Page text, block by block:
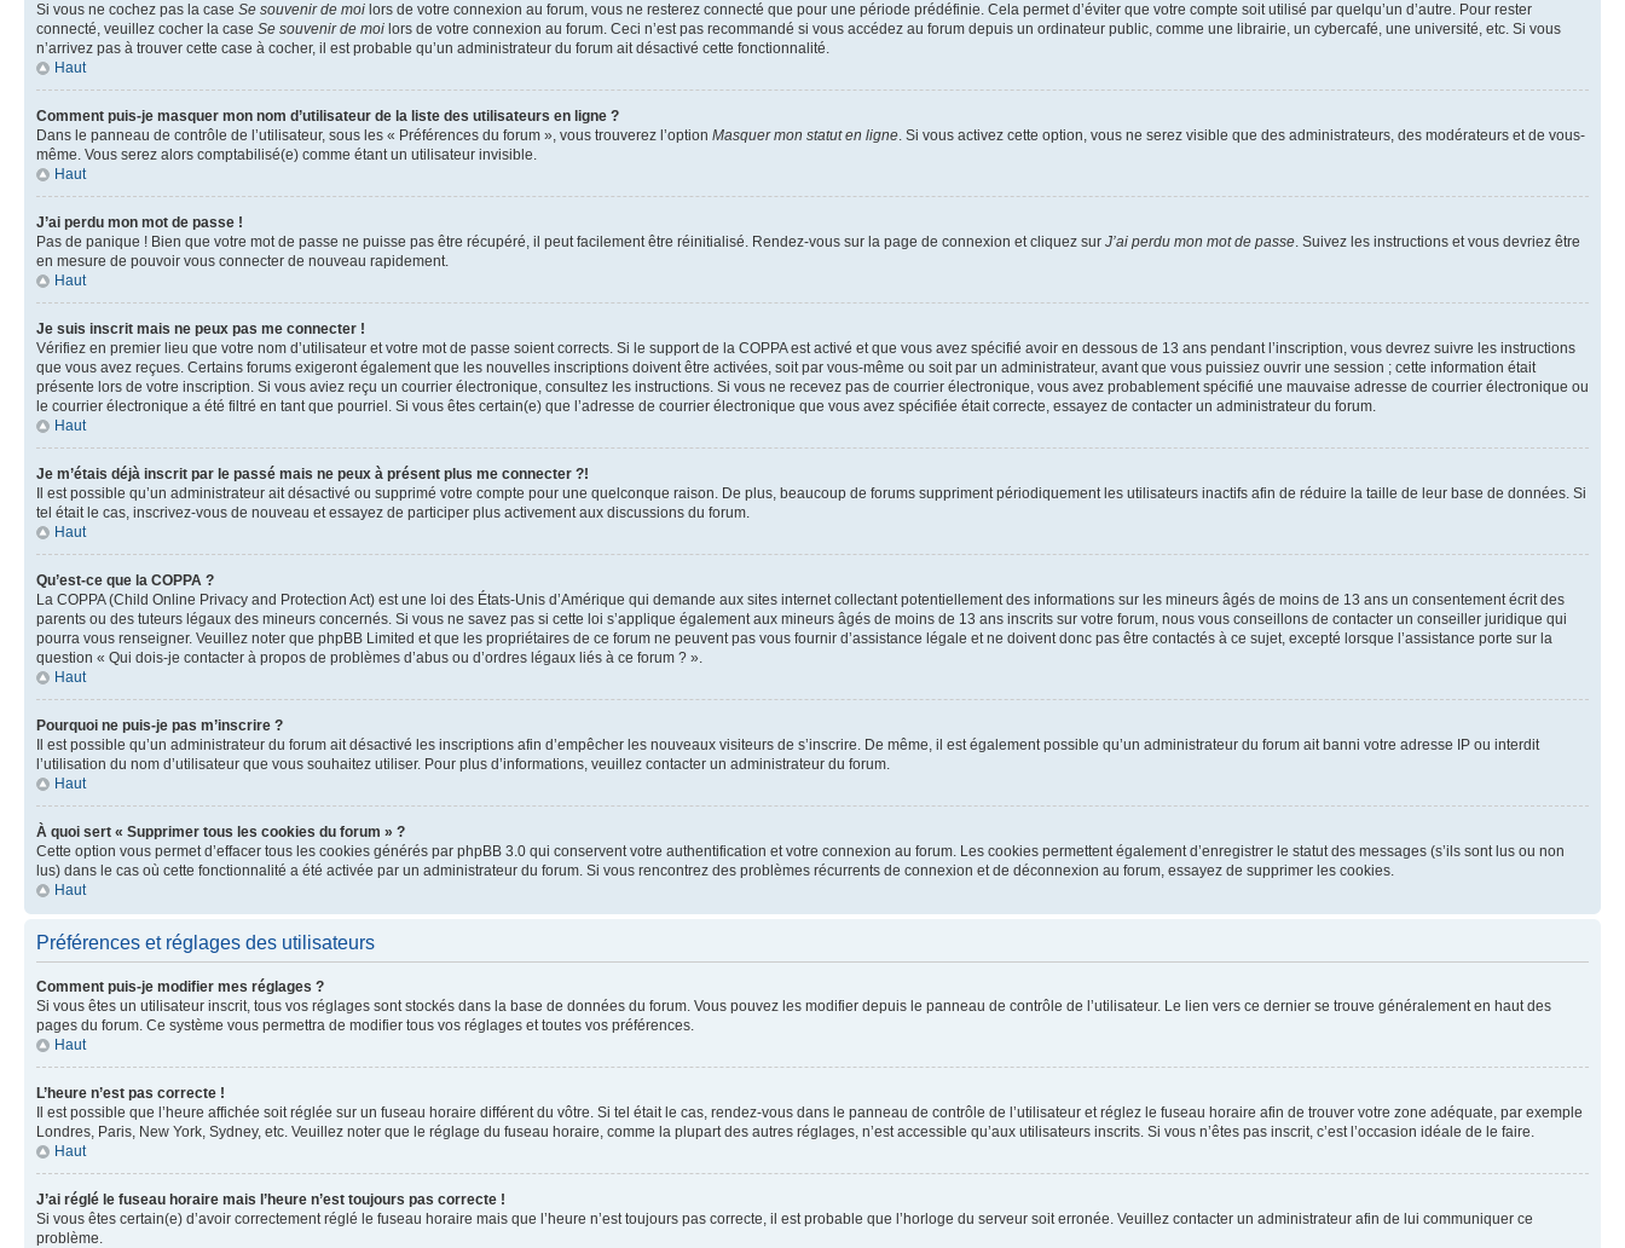
Si vous ne cochez pas la case Se souvenir de moi lors de votre connexion au forum, vous ne resterez connecté que pour une période prédéfinie. Cela permet d’éviter que votre compte soit utilisé par quelqu’un d’autre. Pour rester
connecté, veuillez cocher la case Se souvenir de moi lors de votre connexion au forum. Ceci n’est pas recommandé si vous accédez au forum depuis un ordinateur public, comme une librairie, un cybercafé, une université, etc. Si vous
n’arrivez pas à trouver cette case à cocher, il est probable qu’un administrateur du forum ait désactivé cette fonctionnalité.
Haut
Comment puis-je masquer mon nom d’utilisateur de la liste des utilisateurs en ligne ?
Dans le panneau de contrôle de l’utilisateur, sous les « Préférences du forum », vous trouverez l’option Masquer mon statut en ligne. Si vous activez cette option, vous ne serez visible que des administrateurs, des modérateurs et de vous-
même. Vous serez alors comptabilisé(e) comme étant un utilisateur invisible.
Haut
J’ai perdu mon mot de passe !
Pas de panique ! Bien que votre mot de passe ne puisse pas être récupéré, il peut facilement être réinitialisé. Rendez-vous sur la page de connexion et cliquez sur J’ai perdu mon mot de passe. Suivez les instructions et vous devriez être
en mesure de pouvoir vous connecter de nouveau rapidement.
Haut
Je suis inscrit mais ne peux pas me connecter !
Vérifiez en premier lieu que votre nom d’utilisateur et votre mot de passe soient corrects. Si le support de la COPPA est activé et que vous avez spécifié avoir en dessous de 13 ans pendant l’inscription, vous devrez suivre les instructions
que vous avez reçues. Certains forums exigeront également que les nouvelles inscriptions doivent être activées, soit par vous-même ou soit par un administrateur, avant que vous puissiez ouvrir une session ; cette information était
présente lors de votre inscription. Si vous aviez reçu un courrier électronique, consultez les instructions. Si vous ne recevez pas de courrier électronique, vous avez probablement spécifié une mauvaise adresse de courrier électronique ou
le courrier électronique a été filtré en tant que pourriel. Si vous êtes certain(e) que l’adresse de courrier électronique que vous avez spécifiée était correcte, essayez de contacter un administrateur du forum.
Haut
Je m’étais déjà inscrit par le passé mais ne peux à présent plus me connecter ?!
Il est possible qu’un administrateur ait désactivé ou supprimé votre compte pour une quelconque raison. De plus, beaucoup de forums suppriment périodiquement les utilisateurs inactifs afin de réduire la taille de leur base de données. Si
tel était le cas, inscrivez-vous de nouveau et essayez de participer plus activement aux discussions du forum.
Haut
Qu’est-ce que la COPPA ?
La COPPA (Child Online Privacy and Protection Act) est une loi des États-Unis d’Amérique qui demande aux sites internet collectant potentiellement des informations sur les mineurs âgés de moins de 13 ans un consentement écrit des
parents ou des tuteurs légaux des mineurs concernés. Si vous ne savez pas si cette loi s’applique également aux mineurs âgés de moins de 13 ans inscrits sur votre forum, nous vous conseillons de contacter un conseiller juridique qui
pourra vous renseigner. Veuillez noter que phpBB Limited et que les propriétaires de ce forum ne peuvent pas vous fournir d’assistance légale et ne doivent donc pas être contactés à ce sujet, excepté lorsque l’assistance porte sur la
question « Qui dois-je contacter à propos de problèmes d’abus ou d’ordres légaux liés à ce forum ? ».
Haut
Pourquoi ne puis-je pas m’inscrire ?
Il est possible qu’un administrateur du forum ait désactivé les inscriptions afin d’empêcher les nouveaux visiteurs de s’inscrire. De même, il est également possible qu’un administrateur du forum ait banni votre adresse IP ou interdit
l’utilisation du nom d’utilisateur que vous souhaitez utiliser. Pour plus d’informations, veuillez contacter un administrateur du forum.
Haut
À quoi sert « Supprimer tous les cookies du forum » ?
Cette option vous permet d’effacer tous les cookies générés par phpBB 3.0 qui conservent votre authentification et votre connexion au forum. Les cookies permettent également d’enregistrer le statut des messages (s’ils sont lus ou non
lus) dans le cas où cette fonctionnalité a été activée par un administrateur du forum. Si vous rencontrez des problèmes récurrents de connexion et de déconnexion au forum, essayez de supprimer les cookies.
Haut
Préférences et réglages des utilisateurs
Comment puis-je modifier mes réglages ?
Si vous êtes un utilisateur inscrit, tous vos réglages sont stockés dans la base de données du forum. Vous pouvez les modifier depuis le panneau de contrôle de l’utilisateur. Le lien vers ce dernier se trouve généralement en haut des
pages du forum. Ce système vous permettra de modifier tous vos réglages et toutes vos préférences.
Haut
L’heure n’est pas correcte !
Il est possible que l’heure affichée soit réglée sur un fuseau horaire différent du vôtre. Si tel était le cas, rendez-vous dans le panneau de contrôle de l’utilisateur et réglez le fuseau horaire afin de trouver votre zone adéquate, par exemple
Londres, Paris, New York, Sydney, etc. Veuillez noter que le réglage du fuseau horaire, comme la plupart des autres réglages, n’est accessible qu’aux utilisateurs inscrits. Si vous n’êtes pas inscrit, c’est l’occasion idéale de le faire.
Haut
J’ai réglé le fuseau horaire mais l’heure n’est toujours pas correcte !
Si vous êtes certain(e) d’avoir correctement réglé le fuseau horaire mais que l’heure n’est toujours pas correcte, il est probable que l’horloge du serveur soit erronée. Veuillez contacter un administrateur afin de lui communiquer ce
problème.